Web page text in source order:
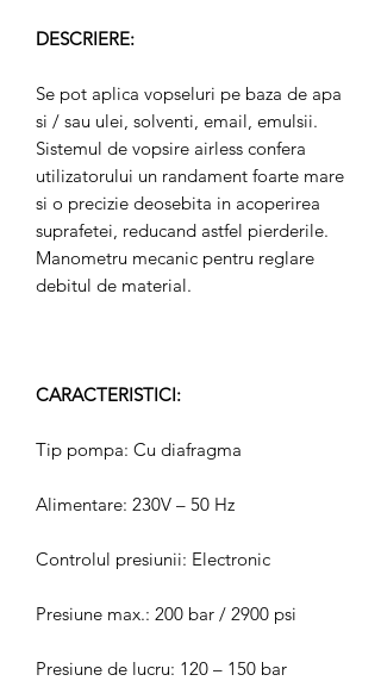
DESCRIERE:
Se pot aplica vopseluri pe baza de apa
si / sau ulei, solventi, email, emulsii.
Sistemul de vopsire airless confera
utilizatorului un randament foarte mare
si o precizie deosebita in acoperirea
suprafetei, reducand astfel pierderile.
Manometru mecanic pentru reglare
debitul de material.
CARACTERISTICI:
Tip pompa: Cu diafragma
Alimentare: 230V – 50 Hz
Controlul presiunii: Electronic
Presiune max.: 200 bar / 2900 psi
Presiune de lucru: 120 – 150 bar